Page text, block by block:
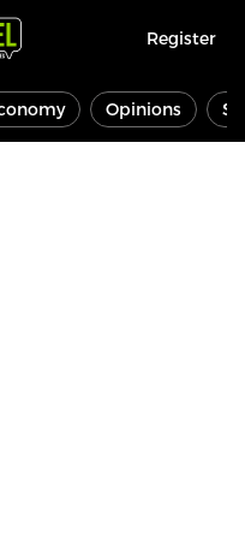
Register
Opinions